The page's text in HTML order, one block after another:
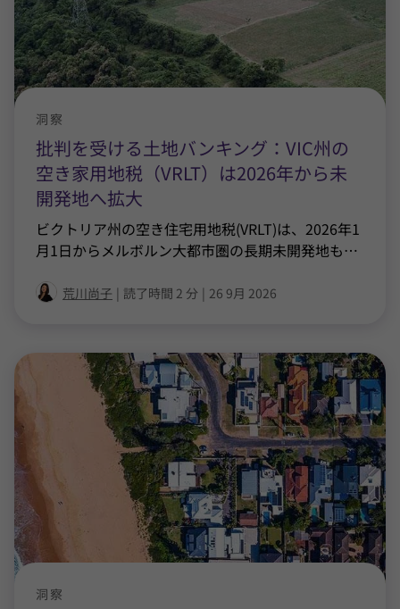
批判を受ける土地バンキング：VIC州の
空き家用地税（VRLT）は2026年から未
開発地へ拡大
洞察
ビクトリア州の空き住宅用地税(VRLT)は、2026年1
月1日からメルボルン大都市圏の長期未開発地も…
荒川尚子 | 読了時間 2 分 | 26 9月 2026
洞察